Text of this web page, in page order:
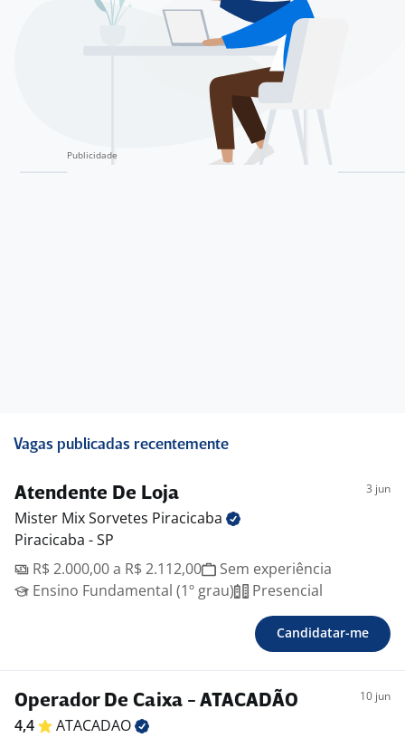
Vagas publicadas recentemente
Atendente De Loja 3 jun
Mister Mix Sorvetes Piracicaba
Piracicaba - SP
R$ 2.000,00 a R$ 2.112,00
Sem experiência
Ensino Fundamental (1º grau)
Presencial
Candidatar-me
Operador De Caixa - ATACADÃO 10 jun
4,4
ATACADAO